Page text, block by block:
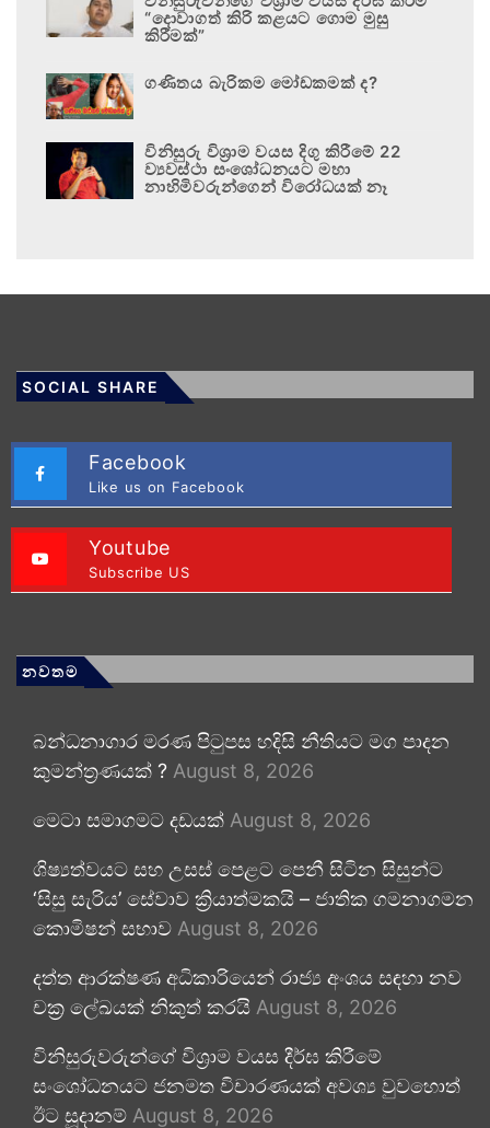
“දොවාගත් කිරි කළයට ගොම මුසු
කිරීමක්”
ගණිතය බැරිකම මෝඩකමක් ද?
විනිසුරු විශ්‍රාම වයස දිගු කිරීමේ 22
ව්‍යවස්ථා සංශෝධනයට මහා
නාහිමිවරුන්ගෙන් විරෝධයක් නෑ
SOCIAL SHARE
Facebook
Like us on Facebook
Youtube
Subscribe US
නවතම
බන්ධනාගාර මරණ පිටුපස හදිසි නීතියට මග පාදන
කුමන්ත්‍රණයක් ? August 8, 2026
මෙටා සමාගමට දඩයක් August 8, 2026
ශිෂ්‍යත්වයට සහ උසස් පෙළට පෙනී සිටින සිසුන්ට
‘සිසු සැරිය’ සේවාව ක්‍රියාත්මකයි – ජාතික ගමනාගමන
කොමිෂන් සභාව August 8, 2026
දත්ත ආරක්ෂණ අධිකාරියෙන් රාජ්‍ය අංශය සඳහා නව
චක්‍ර ලේඛයක් නිකුත් කරයි August 8, 2026
විනිසුරුවරුන්ගේ විශ්‍රාම වයස දීර්ඝ කිරීමේ
සංශෝධනයට ජනමත විචාරණයක් අවශ්‍ය වුවහොත්
ඊට සූදානම් August 8, 2026